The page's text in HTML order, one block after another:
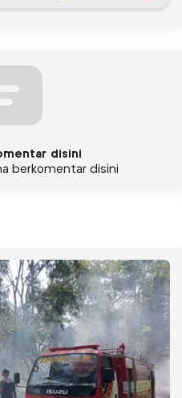
disini
berkomentar disini